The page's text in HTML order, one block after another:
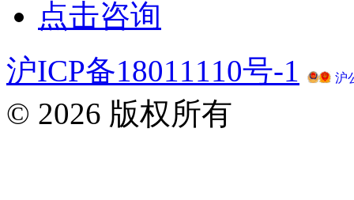
点击咨询
沪ICP备18011110号-1
沪
© 2026 版权所有